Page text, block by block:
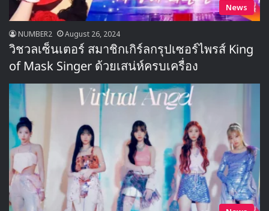
News
NUMBER2 August 26, 2024
วิชวลเซ็นเตอร์ สมาชิกเกิร์ลกรุปเซอร์ไพรส์ King
of Mask Singer ด้วยเสน่ห์ครบเครื่อง